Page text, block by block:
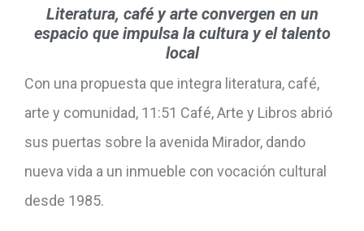
Literatura, café y arte convergen en un
espacio que impulsa la cultura y el talento
local
Con una propuesta que integra literatura, café,
arte y comunidad, 11:51 Café, Arte y Libros abrió
sus puertas sobre la avenida Mirador, dando
nueva vida a un inmueble con vocación cultural
desde 1985.